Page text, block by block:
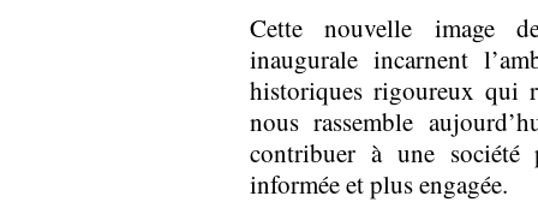
Cette nouvelle image
inaugurale incarnent
historiques rigoureux qui
nous rassemble
contribuer à une société
informée et plus engagée.